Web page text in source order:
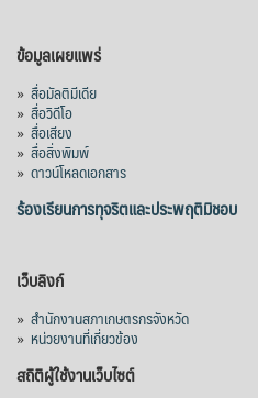
ข้อมูลเผยแพร่
» สื่อมัลติมีเดีย
» สื่อวิดีโอ
» สื่อเสียง
» สื่อสิ่งพิมพ์
» ดาวน์โหลดเอกสาร
ร้องเรียนการทุจริตและประพฤติมิชอบ
เว็บลิงก์
» สำนักงานสภาเกษตรกรจังหวัด
» หน่วยงานที่เกี่ยวข้อง
สถิติผู้ใช้งานเว็บไซต์